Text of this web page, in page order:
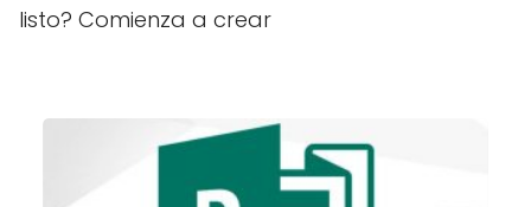
listo? Comienza a crear